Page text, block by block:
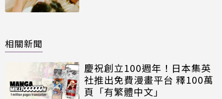
相關新聞
慶祝創立100週年！日本集英
社推出免費漫畫平台 釋100萬
頁「有繁體中文」